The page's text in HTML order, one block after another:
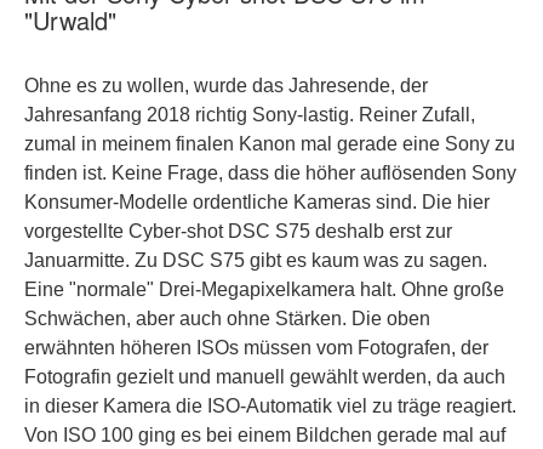
"Urwald"
Ohne es zu wollen, wurde das Jahresende, der
Jahresanfang 2018 richtig Sony-lastig. Reiner Zufall,
zumal in meinem finalen Kanon mal gerade eine Sony zu
finden ist. Keine Frage, dass die höher auflösenden Sony
Konsumer-Modelle ordentliche Kameras sind. Die hier
vorgestellte Cyber-shot DSC S75 deshalb erst zur
Januarmitte. Zu DSC S75 gibt es kaum was zu sagen.
Eine "normale" Drei-Megapixelkamera halt. Ohne große
Schwächen, aber auch ohne Stärken. Die oben
erwähnten höheren ISOs müssen vom Fotografen, der
Fotografin gezielt und manuell gewählt werden, da auch
in dieser Kamera die ISO-Automatik viel zu träge reagiert.
Von ISO 100 ging es bei einem Bildchen gerade mal auf